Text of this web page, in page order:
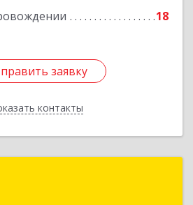
18
заявку
контакты
заявку
Назад